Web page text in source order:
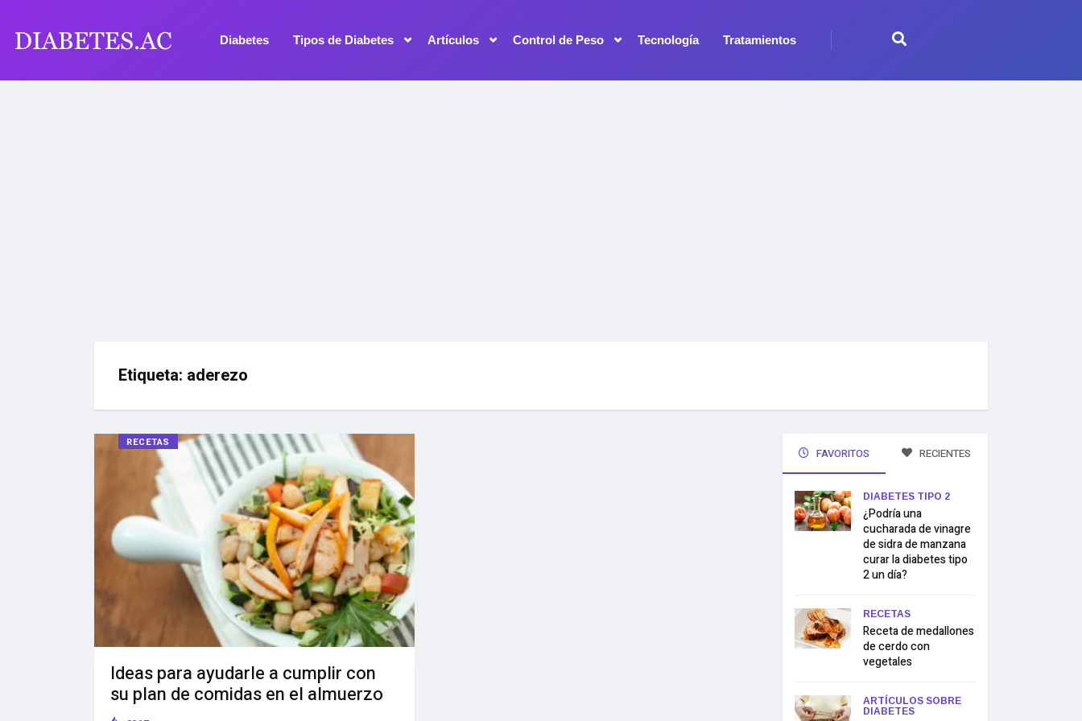
Diabetes Tipos de Diabetes Artículos Control de Peso Tecnología Tratamientos
Etiqueta: aderezo
RECETAS
Ideas para ayudarle a cumplir con
su plan de comidas en el almuerzo
FAVORITOS RECIENTES
DIABETES TIPO 2
¿Podría una
cucharada de vinagre
de sidra de manzana
curar la diabetes tipo
2 un día?
RECETAS
Receta de medallones
de cerdo con
vegetales
ARTÍCULOS SOBRE
DIABETES